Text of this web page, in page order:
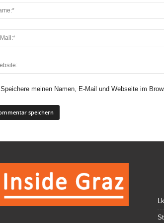
Speichere meinen Namen, E-Mail und Webseite im